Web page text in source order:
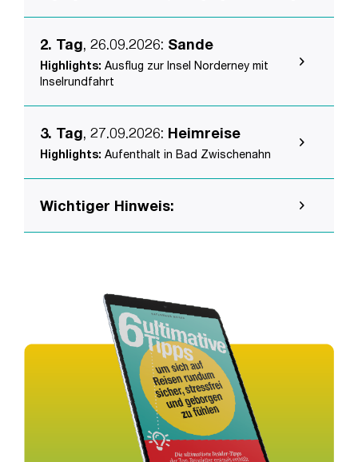
2. Tag, 26.09.2026: Sande
Highlights: Ausflug zur Insel Norderney mit
Inselrundfahrt
3. Tag, 27.09.2026: Heimreise
Highlights: Aufenthalt in Bad Zwischenahn
Wichtiger Hinweis: